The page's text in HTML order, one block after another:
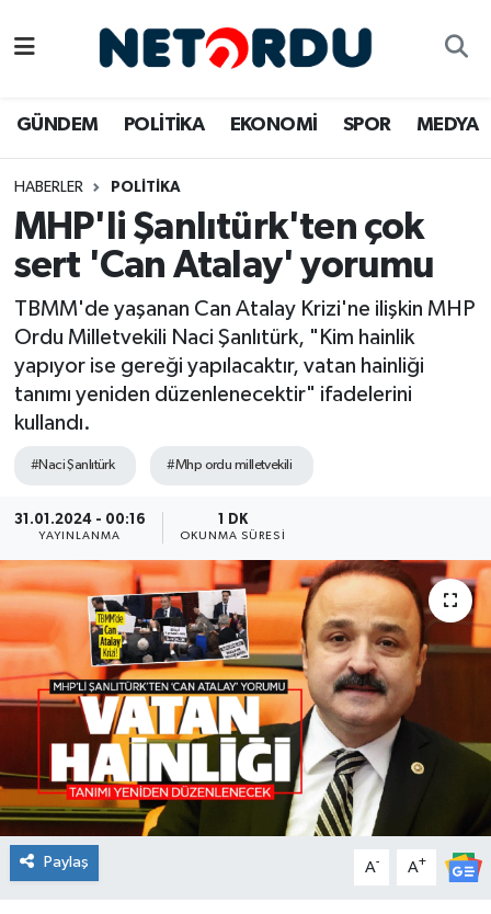
GÜNDEM POLİTİKA EKONOMİ SPOR MEDYA
HABERLER POLİTİKA
MHP'li Şanlıtürk'ten çok
sert 'Can Atalay' yorumu
TBMM'de yaşanan Can Atalay Krizi'ne ilişkin MHP
Ordu Milletvekili Naci Şanlıtürk, "Kim hainlik
yapıyor ise gereği yapılacaktır, vatan hainliği
tanımı yeniden düzenlenecektir" ifadelerini
kullandı.
#Naci Şanlıtürk #Mhp ordu milletvekili
31.01.2024 - 00:16
YAYINLANMA
1 DK
OKUNMA SÜRESI
Paylaş A- A+
DÜNYA
EĞİTİM
EKONOMİ
EMLAK
GÜNDEM
İNSAN
KADIN
KULTUR-SANAT
MAGAZİN
MEDYA
OTOMOBİL
ÖZEL HABER
POLİTİKA
Namaz Vakitleri
Trafik Durumu
Süper Lig Puan Durumu ve Fikstür
Tüm Manşetler
Son Dakika Haberleri
Haber Arşivi